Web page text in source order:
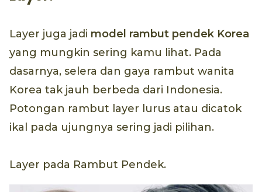
Layer juga jadi model rambut pendek Korea
yang mungkin sering kamu lihat. Pada
dasarnya, selera dan gaya rambut wanita
Korea tak jauh berbeda dari Indonesia.
Potongan rambut layer lurus atau dicatok
ikal pada ujungnya sering jadi pilihan.
Layer pada Rambut Pendek.